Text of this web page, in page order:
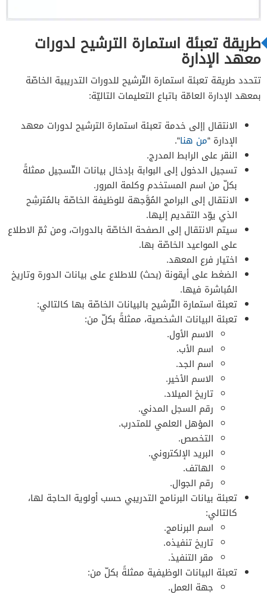
طريقة تعبئة استمارة الترشيح لدورات
معهد الإدارة
تتحدد طريقة تعبئة استمارة التّرشيح للدورات التدريبية الخاصّة
بمعهد الإدارة العامّة باتباع التعليمات التاليّة:
الانتقال |إلى خدمة تعبئة استمارة الترشيح لدورات معهد
الإدارة “من هنا“.
النقر على الرابط المدرج.
تسجيل الدخول إلى البوابة بإدخال بيانات التّسجيل ممثلةً
بكلّ من اسم المستخدم وكلمة المرور.
الانتقال إلى البرامج المُوَّجهة للوظيفة الخاصّة بالمُترشِح
الذي يوّد التقديم إليها.
سيتم الانتقال إلى الصفحة الخاصّة بالدورات، ومن ثمّ الاطلاع
على المواعيد الخاصّة بها.
اختيار فرع المعهد.
الضغط على أيقونة (بحث) للاطلاع على بيانات الدورة وتاريخ
المُباشرة فيها.
تعبئة استمارة التّرشيح بالبيانات الخاصّة بها كالتالي:
تعبئة البيانات الشخصية، ممثلةً بكلّ من:
الاسم الأول.
اسم الأب.
اسم الجد.
الاسم الأخير.
تاريخ الميلاد.
رقم السجل المدني.
المؤهل العلمي للمتدرب.
التخصص.
البريد الإلكتروني.
الهاتف.
رقم الجوال.
تعبئة بيانات البرنامج التدريبي حسب أولوية الحاجة لها،
كالتالي:
اسم البرنامج.
تاريخ تنفيذه.
مقر التنفيذ.
تعبئة البيانات الوظيفية ممثلةً بكلّ من:
جهة العمل.